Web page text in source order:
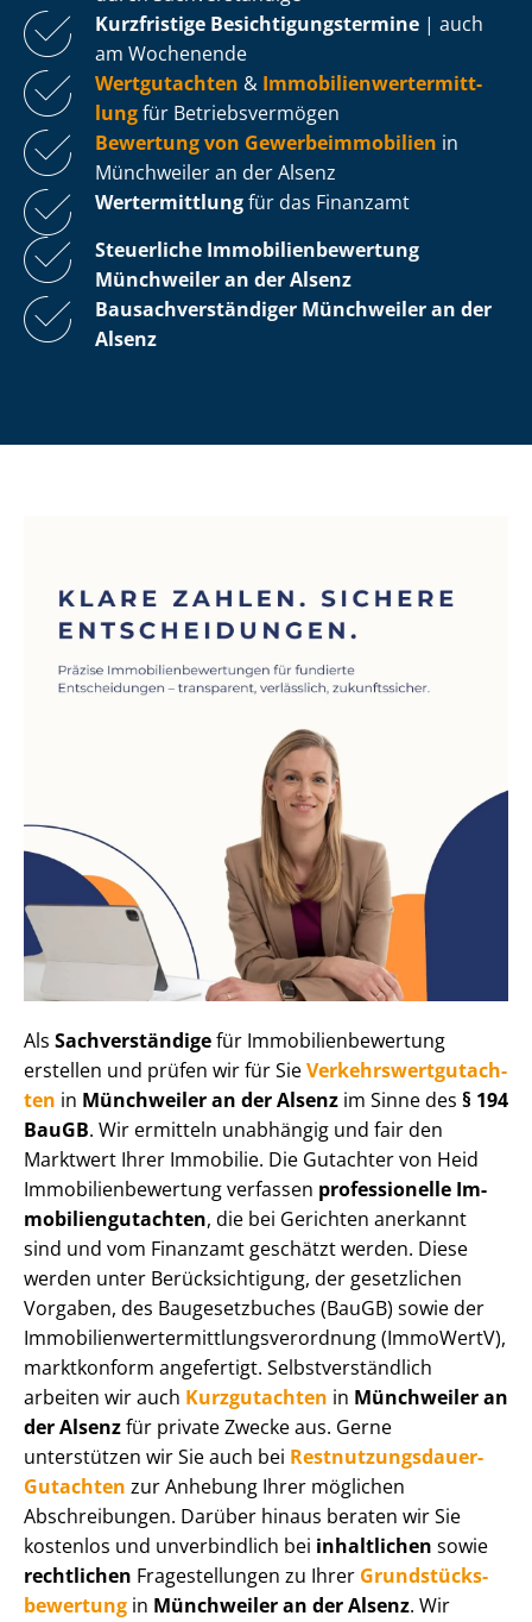
Kurzfristige Be­sich­ti­gungs­ter­mi­ne | auch
am Wochenende
Wertgutachten & Im­mo­bi­li­en­wert­ermitt­
lungfür Be­triebs­ver­mö­gen
Bewertung von Ge­wer­be­im­mo­bi­li­en in
Münchweiler an der Alsenz
Wertermittlungfür das Finanzamt
Steuerliche Im­mo­bi­li­en­be­wer­tung
Münchweiler an der Alsenz
Bau­sach­ver­stän­di­ger Münchweiler an der
Alsenz
Als Sachverständigefür Im­mo­bi­li­en­be­wer­tung
erstellen und prüfen wir für SieVer­kehrs­wert­gut­ach­
ten in Münchweiler an der Alsenz im Sinne des § 194
BauGB. Wir ermitteln unabhängig und fair den
Marktwert Ihrer Immobilie. Die Gutachter von Heid
Im­mo­bi­li­en­be­wer­tung verfassen professionelle Im­
mo­bi­li­en­gut­ach­ten, die bei Gerichten anerkannt
sind und vom Finanzamt geschätzt werden. Diese
werden unter Be­rück­sich­ti­gung, der gesetzlichen
Vorgaben, des Baugesetzbuches (BauGB) sowie der
Im­mo­bi­li­en­wert­ermitt­lungs­ver­ord­nung (ImmoWertV),
marktkonform angefertigt. Selbst­ver­ständ­lich
arbeiten wir auch Kurzgutachten in Münchweiler an
der Alsenzfür private Zwecke aus. Gerne
unterstützen wir Sie auch bei Rest­nut­zungs­dau­er-
Gutachten zur Anhebung Ihrer möglichen
Abschreibungen. Darüber hinaus beraten wir Sie
kostenlos und unverbindlich bei inhaltlichen sowie
rechtlichen Fragestellungen zu Ihrer Grund­stücks­
be­wer­tung in Münchweiler an der Alsenz. Wir